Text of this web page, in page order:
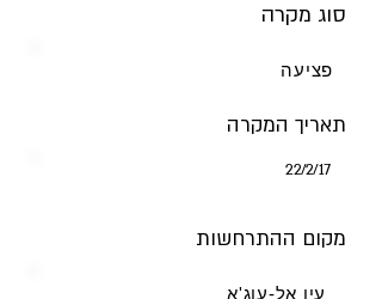
סוג מקרה
פציעה
תאריך המקרה
17‏/2‏/22
מקום ההתרחשות
עין אל-עוג'א